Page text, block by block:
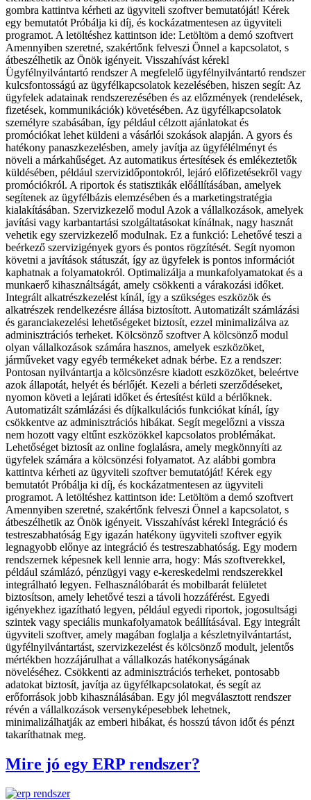
gombra kattintva kérheti az ügyviteli szoftver bemutatóját! Kérek
egy bemutatót Próbálja ki díj, és kockázatmentesen az ügyviteli
programot. A letöltéshez kattintson ide: Letöltöm a demó szoftvert
Amennyiben szeretné, szakértőnk felveszi Önnel a kapcsolatot, s
átbeszélhetik az Önök igényeit. Visszahívást kérekl
Ügyfélnyilvántartó rendszer A megfelelő ügyfélnyilvántartó rendszer
kulcsfontosságú az ügyfélkapcsolatok kezelésében, hiszen segít: Az
ügyfelek adatainak rendszerezésében és az előzmények (rendelések,
fizetések, kommunikációk) követésében. Az ügyfélkapcsolatok
személyre szabásában, így például célzott ajánlatokat és
promóciókat lehet küldeni a vásárlói szokások alapján. A gyors és
hatékony panaszkezelésben, amely javítja az ügyfélélményt és
növeli a márkahűséget. Az automatikus értesítések és emlékeztetők
küldésében, például szervizidőpontokról, lejáró előfizetésekről vagy
promóciókról. A riportok és statisztikák előállításában, amelyek
segítenek az ügyfélbázis elemzésében és a marketingstratégia
kialakításában. Szervizkezelő modul Azok a vállalkozások, amelyek
javítási vagy karbantartási szolgáltatásokat kínálnak, nagy hasznát
vehetik egy szervizkezelő modulnak. Ez a funkció: Lehetővé teszi a
beérkező szervizigények gyors és pontos rögzítését. Segít nyomon
követni a javítások státuszát, így az ügyfelek is pontos információt
kaphatnak a folyamatokról. Optimalizálja a munkafolyamatokat és a
munkaerő kihasználtságát, amely csökkenti a várakozási időket.
Integrált alkatrészkezelést kínál, így a szükséges eszközök és
alkatrészek rendelkezésre állása biztosított. Automatizált számlázási
és garanciakezelési lehetőségeket biztosít, ezzel minimalizálva az
adminisztrációs terheket. Kölcsönző szoftver A kölcsönző modul
olyan vállalkozások számára hasznos, amelyek eszközöket,
járműveket vagy egyéb termékeket adnak bérbe. Ez a rendszer:
Pontosan nyilvántartja a kölcsönzésre kiadott eszközöket, beleértve
azok állapotát, helyét és bérlőjét. Kezeli a bérleti szerződéseket,
nyomon követi a lejárati időket és értesítést küld a bérlőknek.
Automatizált számlázási és díjkalkulációs funkciókat kínál, így
csökkentve az adminisztrációs hibákat. Segít megelőzni a vissza
nem hozott vagy eltűnt eszközökkel kapcsolatos problémákat.
Lehetőséget biztosít az online foglalásra, amely megkönnyíti az
ügyfelek számára a kölcsönzési folyamatot. Az alábbi gombra
kattintva kérheti az ügyviteli szoftver bemutatóját! Kérek egy
bemutatót Próbálja ki díj, és kockázatmentesen az ügyviteli
programot. A letöltéshez kattintson ide: Letöltöm a demó szoftvert
Amennyiben szeretné, szakértőnk felveszi Önnel a kapcsolatot, s
átbeszélhetik az Önök igényeit. Visszahívást kérekl Integráció és
testreszabhatóság Egy igazán hatékony ügyviteli szoftver egyik
legnagyobb előnye az integráció és testreszabhatóság. Egy modern
rendszernek képesnek kell lennie arra, hogy: Más szoftverekkel,
például számlázó, pénzügyi vagy e-kereskedelmi rendszerekkel
integrálható legyen. Felhasználóbarát és mobilbarát felületet
biztosítson, amely lehetővé teszi a távoli hozzáférést. Egyedi
igényekhez igazítható legyen, például egyedi riportok, jogosultsági
szintek vagy speciális munkafolyamatok beállításával. Egy integrált
ügyviteli szoftver, amely magában foglalja a készletnyilvántartást,
ügyfélnyilvántartást, szervizkezelést és kölcsönző modult, jelentős
mértékben hozzájárulhat a vállalkozás hatékonyságának
növeléséhez. Csökkenti az adminisztrációs terheket, pontosabb
adatokat biztosít, javítja az ügyfélkapcsolatokat, és segít az
erőforrások jobb kihasználásában. Egy jól megválasztott rendszer
révén a vállalkozások versenyképesebbek lehetnek,
minimalizálhatják az emberi hibákat, és hosszú távon időt és pénzt
takaríthatnak meg.
Mire jó egy ERP rendszer?